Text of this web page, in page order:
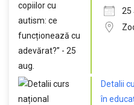
25
Detalii
în